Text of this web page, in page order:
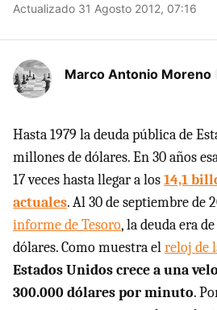
Actualizado 31 Agosto 2012, 07:16
Marco Antonio Moreno
Hasta 1979 la deuda pública de
millones de dólares. En 30 años
17 veces hasta llegar a los14,1
actuales. Al 30 de septiembre de
informe de Tesoro, la deuda era
dólares. Como muestra elreloj de
Estados Unidos crece a una
300.000 dólares por minuto.